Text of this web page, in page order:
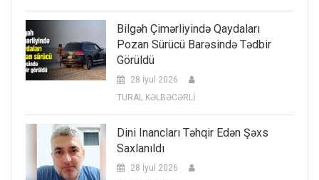
Bilgəh Çimərliyində Qaydaları
Pozan Sürücü Barəsində Tədbir
Görüldü
28 İyul 2026
TURAL KƏLBƏCƏRLİ
Dini Inancları Təhqir Edən Şəxs
Saxlanıldı
28 İyul 2026